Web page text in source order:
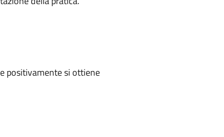
positivamente si ottiene